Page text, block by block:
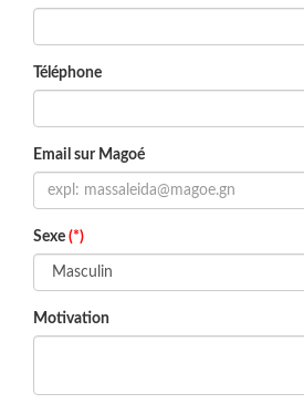
Téléphone
Email sur Magoé
Sexe (*)
Motivation